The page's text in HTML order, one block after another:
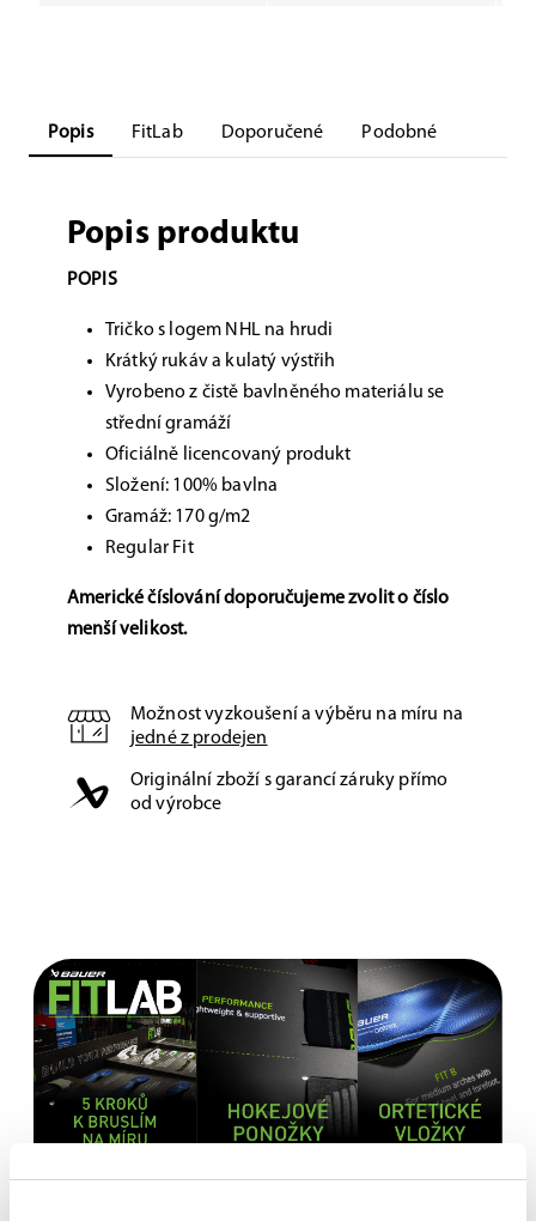
Popis FitLab Doporučené Podobné
Popis produktu
POPIS
Tričko s logem NHL na hrudi
Krátký rukáv a kulatý výstřih
Vyrobeno z čistě bavlněného materiálu se
střední gramáží
Oficiálně licencovaný produkt
Složení: 100% bavlna
Gramáž: 170 g/m2
Regular Fit
Americké číslování doporučujeme zvolito číslo
menší velikost.
Možnost vyzkoušení a výběru na míru na
jedné z prodejen
Originální zboží s garancí záruky přímo
od výrobce